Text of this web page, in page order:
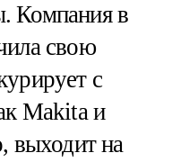
Компания в
свою
с
Makita и
выходит на